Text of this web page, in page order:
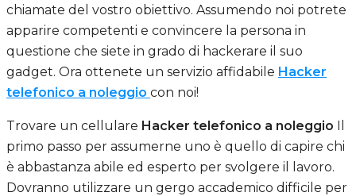
chiamate del vostro obiettivo. Assumendo noi potrete
apparire competenti e convincere la persona in
questione che siete in grado di hackerare il suo
gadget. Ora ottenete un servizio affidabile Hacker
telefonico a noleggio con noi!
Trovare un cellulare Hacker telefonico a noleggio Il
primo passo per assumerne uno è quello di capire chi
è abbastanza abile ed esperto per svolgere il lavoro.
Dovranno utilizzare un gergo accademico difficile per